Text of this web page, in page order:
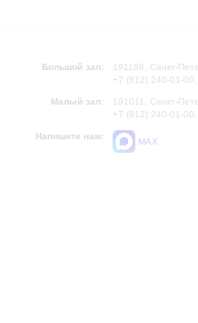
Большой зал:
191186, Санкт-
+7 (812) 240-01-
Малый зал:
191011, Санкт-
+7 (812) 240-01-
Напишите нам:
MAX